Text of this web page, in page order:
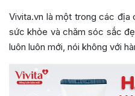
Vivita.vn là một trong các địa
sức khỏe và chăm sóc sắc
luôn luôn mới, nói không với